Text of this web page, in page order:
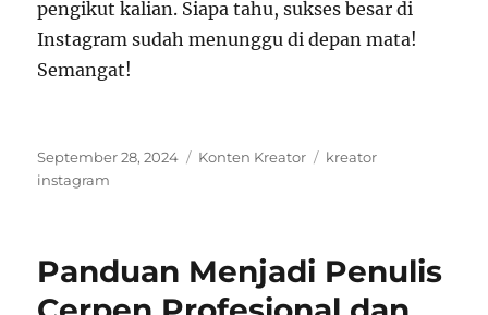
pengikut kalian. Siapa tahu, sukses besar di
Instagram sudah menunggu di depan mata!
Semangat!
Posted
on
September 28, 2024 Categories
Konten Kreator Tags
kreator
instagram
Panduan Menjadi Penulis